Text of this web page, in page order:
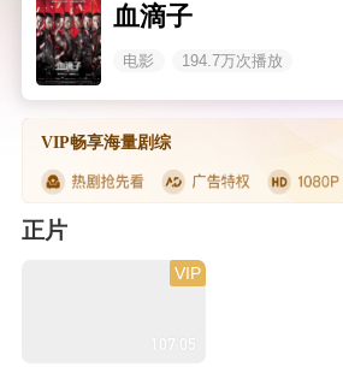
血滴子
电影 194.7万次播放
VIP畅享海量剧综
正片
107:05
VIP